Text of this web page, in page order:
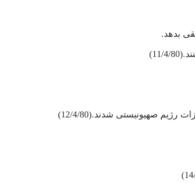
بدهد.
80)
صهيونيستى شدند.(12/4/80)